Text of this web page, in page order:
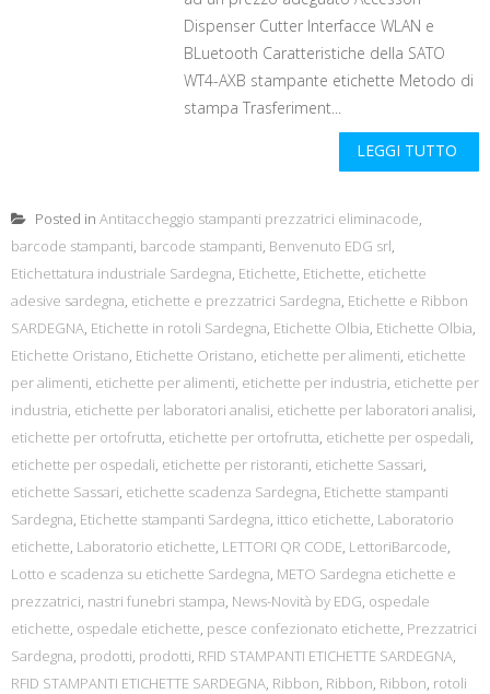
Dispenser Cutter Interfacce WLAN e
BLuetooth Caratteristiche della SATO
WT4-AXB stampante etichette Metodo di
stampa Trasferiment...
LEGGI TUTTO
Posted in Antitaccheggio stampanti prezzatrici eliminacode,
barcode stampanti, barcode stampanti, Benvenuto EDG srl,
Etichettatura industriale Sardegna, Etichette, Etichette, etichette
adesive sardegna, etichette e prezzatrici Sardegna, Etichette e Ribbon
SARDEGNA, Etichette in rotoli Sardegna, Etichette Olbia, Etichette Olbia,
Etichette Oristano, Etichette Oristano, etichette per alimenti, etichette
per alimenti, etichette per alimenti, etichette per industria, etichette per
industria, etichette per laboratori analisi, etichette per laboratori analisi,
etichette per ortofrutta, etichette per ortofrutta, etichette per ospedali,
etichette per ospedali, etichette per ristoranti, etichette Sassari,
etichette Sassari, etichette scadenza Sardegna, Etichette stampanti
Sardegna, Etichette stampanti Sardegna, ittico etichette, Laboratorio
etichette, Laboratorio etichette, LETTORI QR CODE, LettoriBarcode,
Lotto e scadenza su etichette Sardegna, METO Sardegna etichette e
prezzatrici, nastri funebri stampa, News-Novità by EDG, ospedale
etichette, ospedale etichette, pesce confezionato etichette, Prezzatrici
Sardegna, prodotti, prodotti, RFID STAMPANTI ETICHETTE SARDEGNA,
RFID STAMPANTI ETICHETTE SARDEGNA, Ribbon, Ribbon, Ribbon, rotoli